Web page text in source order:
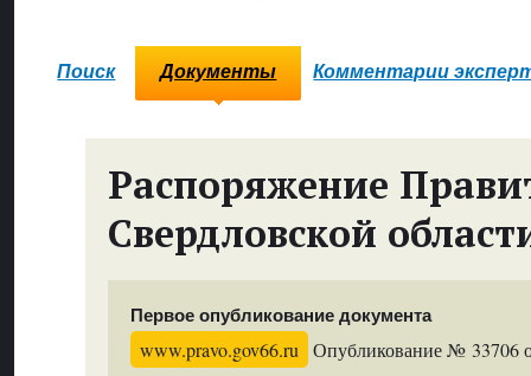
Поиск Документы Комментарии
Распоряжение
Свердловской
Первое опубликование документа
www.pravo.gov66.ru Опубликование № 33706